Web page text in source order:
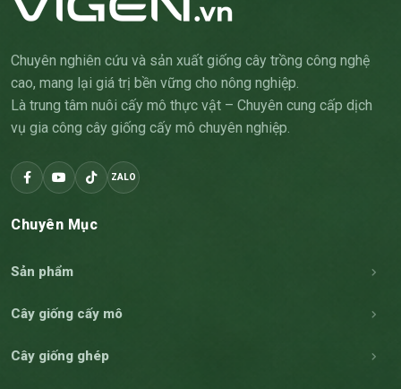
Chuyên nghiên cứu và sản xuất giống cây trồng công nghệ
cao, mang lại giá trị bền vững cho nông nghiệp.
Là trung tâm nuôi cấy mô thực vật – Chuyên cung cấp dịch
vụ gia công cây giống cấy mô chuyên nghiệp.
ZALO
Chuyên Mục
Sản phẩm
Cây giống cấy mô
Cây giống ghép